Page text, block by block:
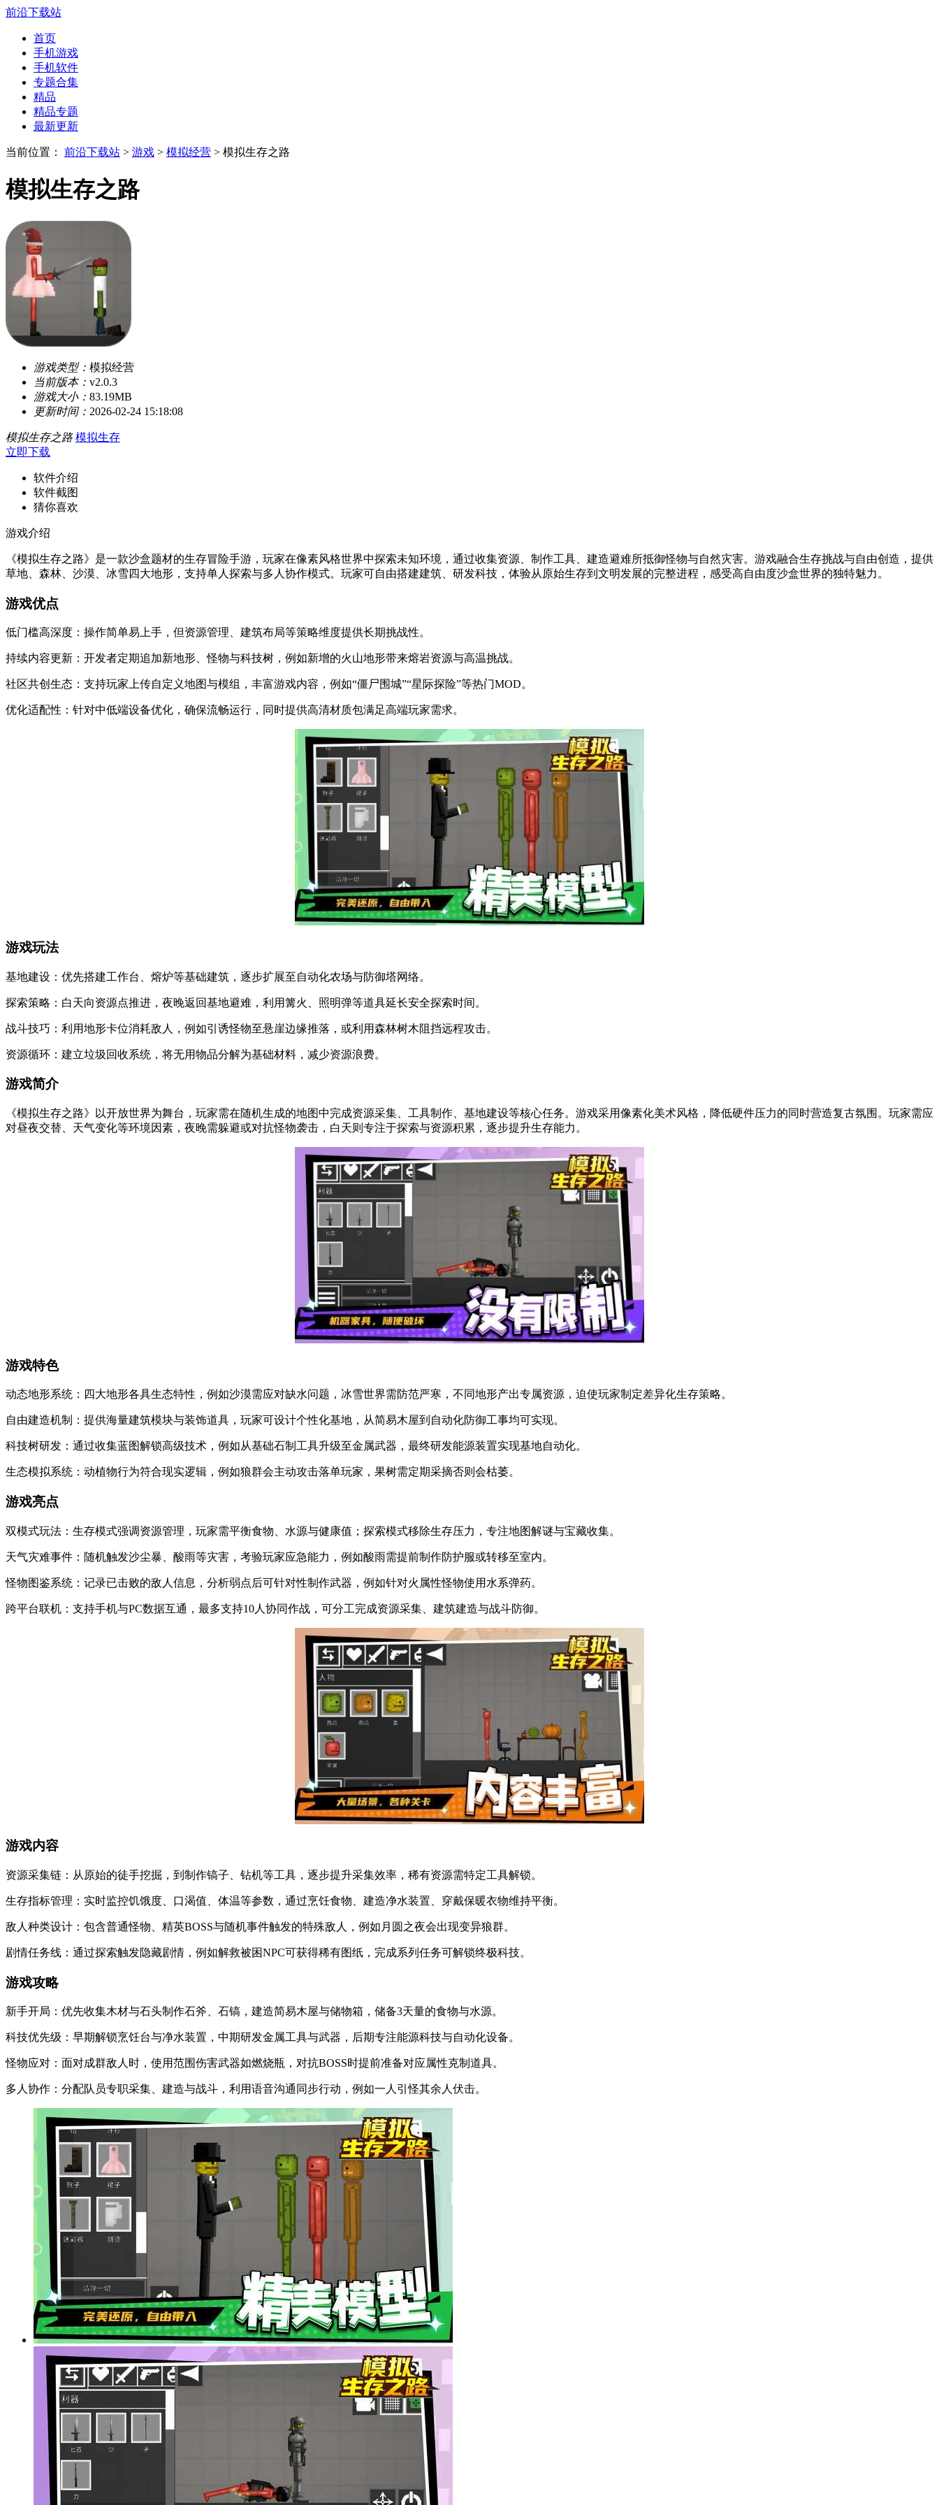
前沿下载站
首页
手机游戏
手机软件
专题合集
精品
精品专题
最新更新
当前位置： 前沿下载站 > 游戏 > 模拟经营 > 模拟生存之路
模拟生存之路
游戏类型： 模拟经营
当前版本： v2.0.3
游戏大小： 83.19MB
更新时间： 2026-02-24 15:18:08
模拟生存之路 模拟生存
立即下载
软件介绍
软件截图
猜你喜欢
游戏介绍
《模拟生存之路》是一款沙盒题材的生存冒险手游，玩家在像素风格世界中探索未知环境，通过收集资源、制作工具、建造避难所抵御怪物与自然灾害。游戏融合生存挑战与自由创造，提供
草地、森林、沙漠、冰雪四大地形，支持单人探索与多人协作模式。玩家可自由搭建建筑、研发科技，体验从原始生存到文明发展的完整进程，感受高自由度沙盒世界的独特魅力。
游戏优点
低门槛高深度：操作简单易上手，但资源管理、建筑布局等策略维度提供长期挑战性。
持续内容更新：开发者定期追加新地形、怪物与科技树，例如新增的火山地形带来熔岩资源与高温挑战。
社区共创生态：支持玩家上传自定义地图与模组，丰富游戏内容，例如“僵尸围城”“星际探险”等热门MOD。
优化适配性：针对中低端设备优化，确保流畅运行，同时提供高清材质包满足高端玩家需求。
游戏玩法
基地建设：优先搭建工作台、熔炉等基础建筑，逐步扩展至自动化农场与防御塔网络。
探索策略：白天向资源点推进，夜晚返回基地避难，利用篝火、照明弹等道具延长安全探索时间。
战斗技巧：利用地形卡位消耗敌人，例如引诱怪物至悬崖边缘推落，或利用森林树木阻挡远程攻击。
资源循环：建立垃圾回收系统，将无用物品分解为基础材料，减少资源浪费。
游戏简介
《模拟生存之路》以开放世界为舞台，玩家需在随机生成的地图中完成资源采集、工具制作、基地建设等核心任务。游戏采用像素化美术风格，降低硬件压力的同时营造复古氛围。玩家需应
对昼夜交替、天气变化等环境因素，夜晚需躲避或对抗怪物袭击，白天则专注于探索与资源积累，逐步提升生存能力。
游戏特色
动态地形系统：四大地形各具生态特性，例如沙漠需应对缺水问题，冰雪世界需防范严寒，不同地形产出专属资源，迫使玩家制定差异化生存策略。
自由建造机制：提供海量建筑模块与装饰道具，玩家可设计个性化基地，从简易木屋到自动化防御工事均可实现。
科技树研发：通过收集蓝图解锁高级技术，例如从基础石制工具升级至金属武器，最终研发能源装置实现基地自动化。
生态模拟系统：动植物行为符合现实逻辑，例如狼群会主动攻击落单玩家，果树需定期采摘否则会枯萎。
游戏亮点
双模式玩法：生存模式强调资源管理，玩家需平衡食物、水源与健康值；探索模式移除生存压力，专注地图解谜与宝藏收集。
天气灾难事件：随机触发沙尘暴、酸雨等灾害，考验玩家应急能力，例如酸雨需提前制作防护服或转移至室内。
怪物图鉴系统：记录已击败的敌人信息，分析弱点后可针对性制作武器，例如针对火属性怪物使用水系弹药。
跨平台联机：支持手机与PC数据互通，最多支持10人协同作战，可分工完成资源采集、建筑建造与战斗防御。
游戏内容
资源采集链：从原始的徒手挖掘，到制作镐子、钻机等工具，逐步提升采集效率，稀有资源需特定工具解锁。
生存指标管理：实时监控饥饿度、口渴值、体温等参数，通过烹饪食物、建造净水装置、穿戴保暖衣物维持平衡。
敌人种类设计：包含普通怪物、精英BOSS与随机事件触发的特殊敌人，例如月圆之夜会出现变异狼群。
剧情任务线：通过探索触发隐藏剧情，例如解救被困NPC可获得稀有图纸，完成系列任务可解锁终极科技。
游戏攻略
新手开局：优先收集木材与石头制作石斧、石镐，建造简易木屋与储物箱，储备3天量的食物与水源。
科技优先级：早期解锁烹饪台与净水装置，中期研发金属工具与武器，后期专注能源科技与自动化设备。
怪物应对：面对成群敌人时，使用范围伤害武器如燃烧瓶，对抗BOSS时提前准备对应属性克制道具。
多人协作：分配队员专职采集、建造与战斗，利用语音沟通同步行动，例如一人引怪其余人伏击。